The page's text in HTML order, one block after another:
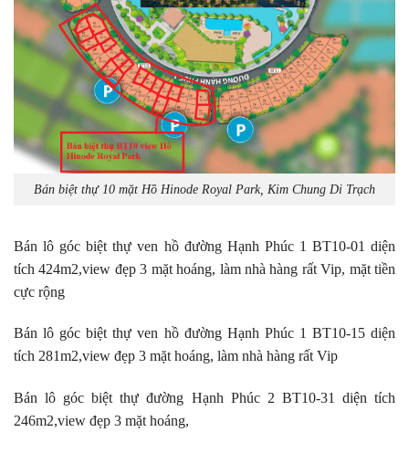
Bán biệt thự 10 mặt Hồ Hinode Royal Park, Kim Chung Di Trạch
Bán lô góc biệt thự ven hồ đường Hạnh Phúc 1 BT10-01 diện
tích 424m2,view đẹp 3 mặt hoáng, làm nhà hàng rất Vip, mặt tiền
cực rộng
Bán lô góc biệt thự ven hồ đường Hạnh Phúc 1 BT10-15 diện
tích 281m2,view đẹp 3 mặt hoáng, làm nhà hàng rất Vip
Bán lô góc biệt thự đường Hạnh Phúc 2 BT10-31 diện tích
246m2,view đẹp 3 mặt hoáng,